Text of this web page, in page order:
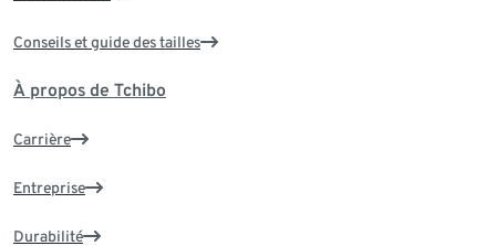
Conseils et guide des tailles
À propos de Tchibo
Carrière
Entreprise
Durabilité